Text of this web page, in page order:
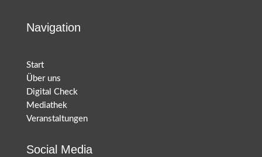
Navigation
Start
Über uns
Digital Check
Mediathek
Veranstaltungen
Social Media